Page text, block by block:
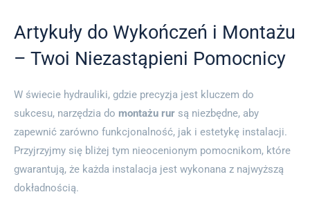
Artykuły do Wykończeń i Montażu
– Twoi Niezastąpieni Pomocnicy
W świecie hydrauliki, gdzie precyzja jest kluczem do
sukcesu, narzędzia do montażu rur są niezbędne, aby
zapewnić zarówno funkcjonalność, jak i estetykę instalacji.
Przyjrzyjmy się bliżej tym nieocenionym pomocnikom, które
gwarantują, że każda instalacja jest wykonana z najwyższą
dokładnością.